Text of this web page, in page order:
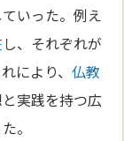
いった。例え
し、それぞれが
により、仏教
実践を持つ広
。